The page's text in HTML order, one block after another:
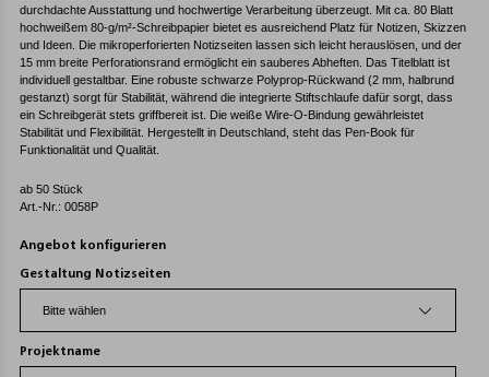
durchdachte Ausstattung und hochwertige Verarbeitung überzeugt. Mit ca. 80 Blatt
hochweißem 80-g/m²-Schreibpapier bietet es ausreichend Platz für Notizen, Skizzen
und Ideen. Die mikroperforierten Notizseiten lassen sich leicht herauslösen, und der
15 mm breite Perforationsrand ermöglicht ein sauberes Abheften. Das Titelblatt ist
individuell gestaltbar. Eine robuste schwarze Polyprop-Rückwand (2 mm, halbrund
gestanzt) sorgt für Stabilität, während die integrierte Stiftschlaufe dafür sorgt, dass
ein Schreibgerät stets griffbereit ist. Die weiße Wire-O-Bindung gewährleistet
Stabilität und Flexibilität. Hergestellt in Deutschland, steht das Pen-Book für
Funktionalität und Qualität.
ab 50 Stück
Art.-Nr.: 0058P
Angebot konfigurieren
Gestaltung Notizseiten
Projektname